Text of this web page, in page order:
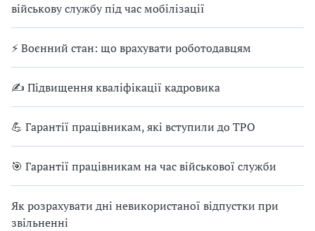
військову службу під час мобілізації
⚡ Воєнний стан: що врахувати роботодавцям
✍ Підвищення кваліфікації кадровика
💪 Гарантії працівникам, які вступили до ТРО
🎯 Гарантії працівникам на час військової служби
Як розрахувати дні невикористаної відпустки при
звільненні